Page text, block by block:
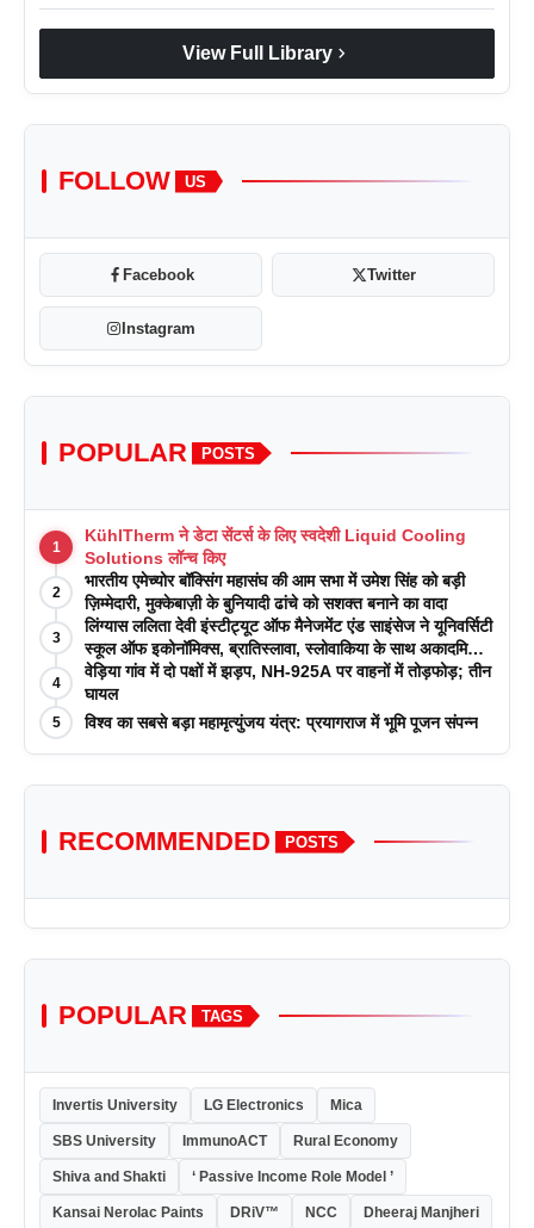
View Full Library chevron_right
FOLLOW US
Facebook Twitter
Instagram
POPULAR POSTS
1
KühlTherm ने डेटा सेंटर्स के लिए स्वदेशी Liquid Cooling
Solutions लॉन्च किए
2
भारतीय एमेच्योर बॉक्सिंग महासंघ की आम सभा में उमेश सिंह को बड़ी
ज़िम्मेदारी, मुक्केबाज़ी के बुनियादी ढांचे को सशक्त बनाने का वादा
3
लिंग्यास ललिता देवी इंस्टीट्यूट ऑफ मैनेजमेंट एंड साइंसेज ने यूनिवर्सिटी
स्कूल ऑफ इकोनॉमिक्स, ब्रातिस्लावा, स्लोवाकिया के साथ अकादमिक
पत्रिकाओं में प्रकाशन रणनीतियों पर एक दिवसीय कार्यशाला का
आयोजन किया
4
वेड़िया गांव में दो पक्षों में झड़प, NH-925A पर वाहनों में तोड़फोड़; तीन
घायल
5 विश्व का सबसे बड़ा महामृत्युंजय यंत्र: प्रयागराज में भूमि पूजन संपन्न
RECOMMENDED POSTS
POPULAR TAGS
Invertis University LG Electronics Mica
SBS University ImmunoACT Rural Economy
Shiva and Shakti ‘ Passive Income Role Model ’
Kansai Nerolac Paints DRiV™ NCC Dheeraj Manjheri